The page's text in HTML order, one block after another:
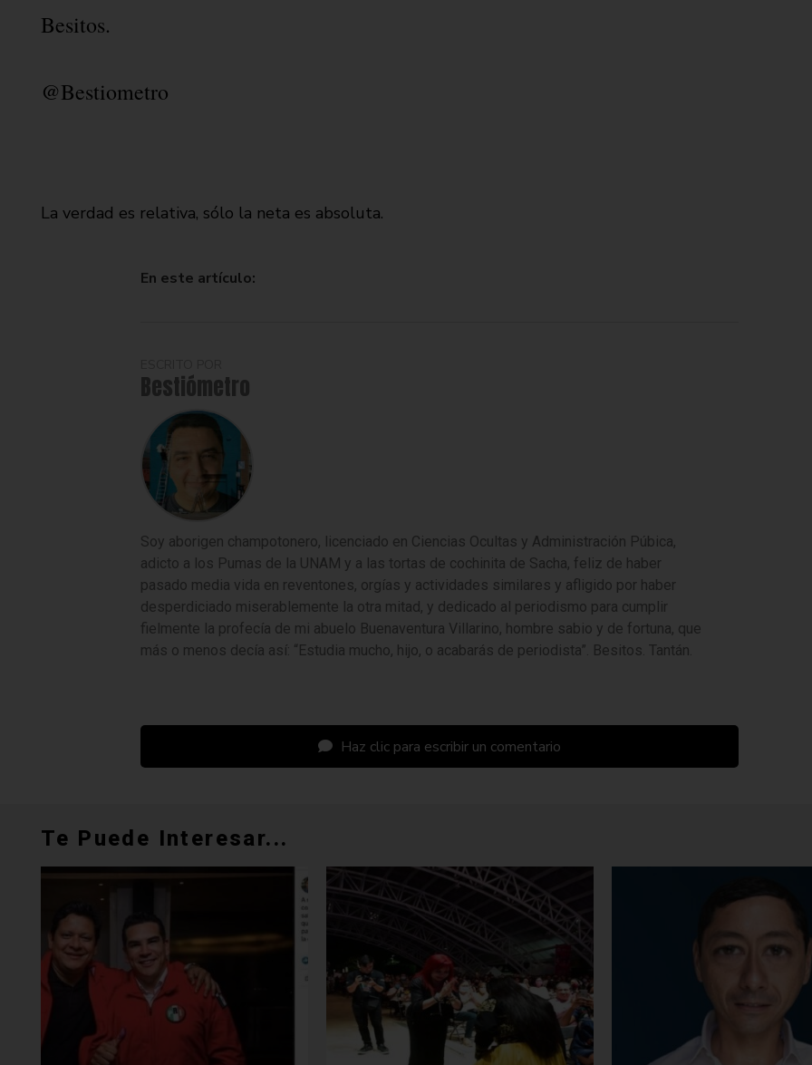
Besitos.
@Bestiometro
La verdad es relativa, sólo la neta es absoluta.
En este artículo:
Bestiómetro
Soy aborigen champotonero, licenciado en Ciencias Ocultas y Administración Púbica,
adicto a los Pumas de la UNAM y a las tortas de cochinita de Sacha, feliz de haber
pasado media vida en reventones, orgías y actividades similares y afligido por haber
desperdiciado miserablemente la otra mitad, y dedicado al periodismo para cumplir
fielmente la profecía de mi abuelo Buenaventura Villarino, hombre sabio y de fortuna, que
más o menos decía así: “Estudia mucho, hijo, o acabarás de periodista”. Besitos. Tantán.
Haz clic para escribir un comentario
Te Puede Interesar...